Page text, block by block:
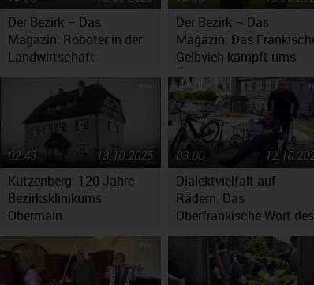
Der Bezirk – Das
Magazin: Roboter in der
Landwirtschaft
Der Bezirk – Das
Magazin: Das
Gelbvieh kämpft ums
Überleben
Kutzenberg: 120 Jahre
Bezirksklinikums
Obermain
13.10.2025
02:43
Dialektvielfalt auf
Rädern: Das
Oberfränkische Wort des
Jahres 2025 steht fest
03:00